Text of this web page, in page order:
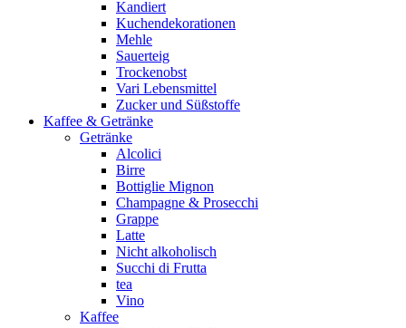
Kandiert
Kuchendekorationen
Mehle
Sauerteig
Trockenobst
Vari Lebensmittel
Zucker und Süßstoffe
Kaffee & Getränke
Getränke
Alcolici
Birre
Bottiglie Mignon
Champagne & Prosecchi
Grappe
Latte
Nicht alkoholisch
Succhi di Frutta
tea
Vino
Kaffee